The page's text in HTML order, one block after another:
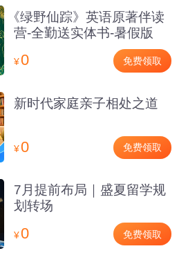
《绿野仙踪》英语原著伴读
营-全勤送实体书-暑假版
¥0 免费领取
新时代家庭亲子相处之道
¥0 免费领取
7月提前布局｜盛夏留学规
划转场
¥0 免费领取